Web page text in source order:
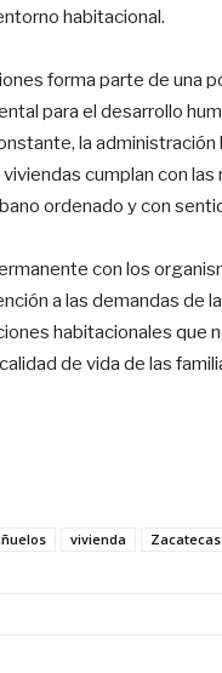
habitacional.
forma parte de una
para el desarrollo
la administración
cumplan con
ordenado y con
con los
a las demandas de
habitacionales que
de vida de las
vivienda Zacatecas